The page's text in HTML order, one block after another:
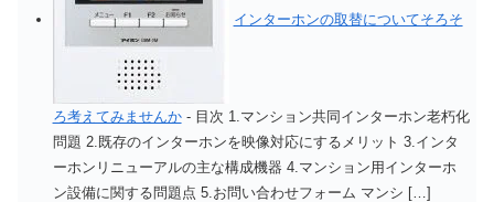
インターホンの取替についてそろそ
ろ考えてみませんか - 目次 1.マンション共同インターホン老朽化
問題 2.既存のインターホンを映像対応にするメリット 3.インタ
ーホンリニューアルの主な構成機器 4.マンション用インターホ
ン設備に関する問題点 5.お問い合わせフォーム マンシ […]